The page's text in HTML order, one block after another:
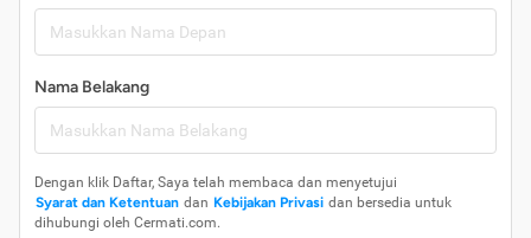
Nama Belakang
Dengan klik Daftar, Saya telah membaca dan menyetujui
Syarat dan Ketentuan dan Kebijakan Privasi dan bersedia untuk
dihubungi oleh Cermati.com.